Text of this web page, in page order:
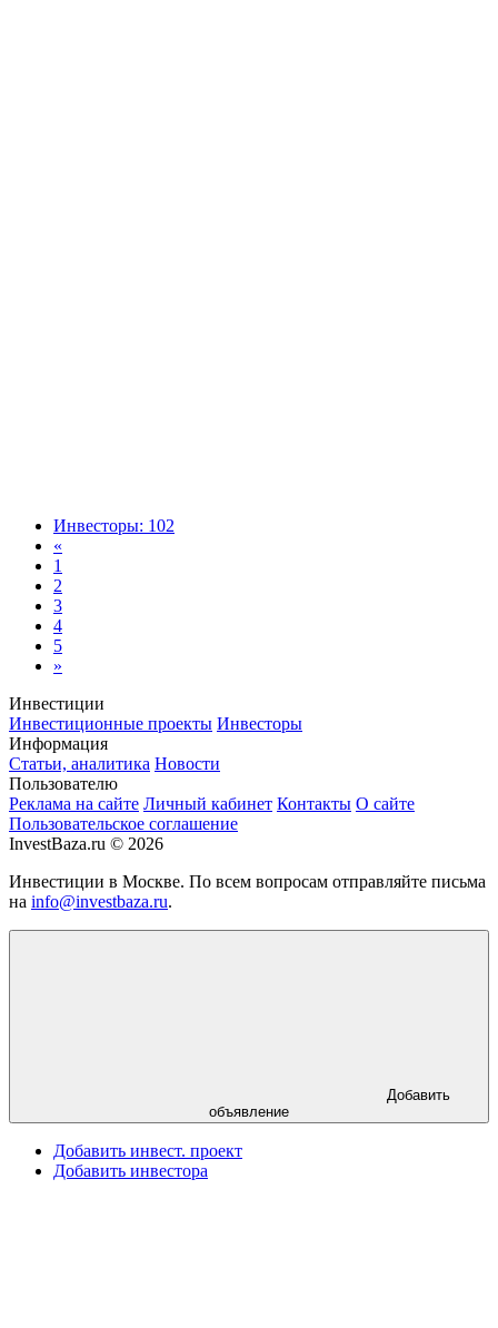
Инвесторы: 102
«
1
2
3
4
5
»
Инвестиции
Инвестиционные проекты Инвесторы
Информация
Статьи, аналитика Новости
Пользователю
Реклама на сайте Личный кабинет Контакты О сайте
Пользовательское соглашение
InvestBaza.ru © 2026
Инвестиции в Москве. По всем вопросам отправляйте письма
на info@investbaza.ru.
Добавить
объявление
Добавить инвест. проект
Добавить инвестора